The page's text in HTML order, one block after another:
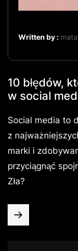
Written by :
10 błędów,
w social
Social media to
z
marki i
przyciągnąć
Zła?